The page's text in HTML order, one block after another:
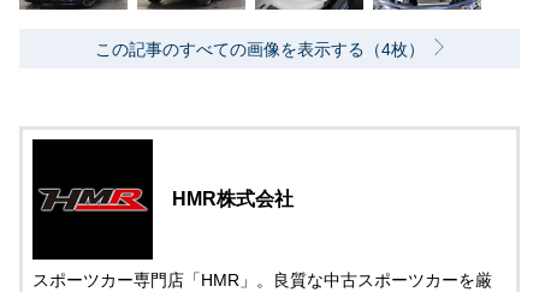
この記事のすべての画像を表示する（4枚）
HMR株式会社
スポーツカー専門店「HMR」。良質な中古スポーツカーを厳